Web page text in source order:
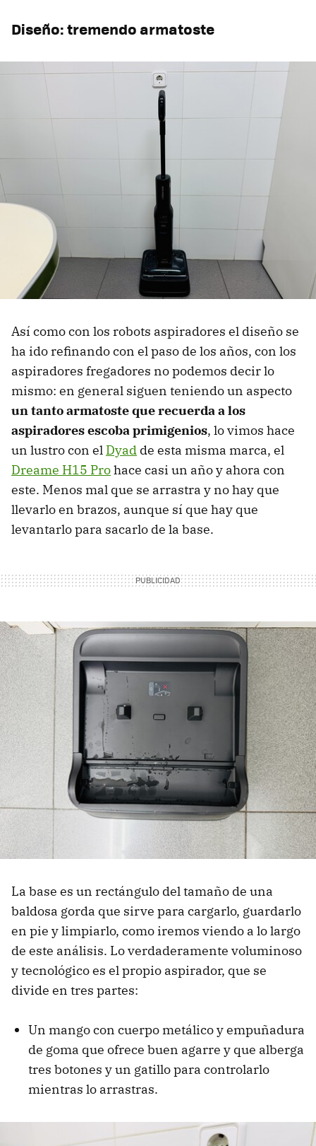
Diseño: tremendo armatoste
Así como con los robots aspiradores el diseño se
ha ido refinando con el paso de los años, con los
aspiradores fregadores no podemos decir lo
mismo: en general siguen teniendo un aspecto
un tanto armatoste que recuerda a los
aspiradores escoba primigenios, lo vimos hace
un lustro con el Dyad de esta misma marca, el
Dreame H15 Prohace casi un año y ahora con
este. Menos mal que se arrastra y no hay que
llevarlo en brazos, aunque sí que hay que
levantarlo para sacarlo de la base.
La base es un rectángulo del tamaño de una
baldosa gorda que sirve para cargarlo, guardarlo
en pie y limpiarlo, como iremos viendo a lo largo
de este análisis. Lo verdaderamente voluminoso
y tecnológico es el propio aspirador, que se
divide en tres partes:
Un mango con cuerpo metálico y empuñadura
de goma que ofrece buen agarre y que alberga
tres botones y un gatillo para controlarlo
mientras lo arrastras.